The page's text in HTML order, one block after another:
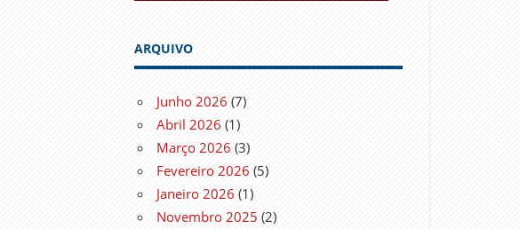
ARQUIVO
Junho 2026 (7)
Abril 2026 (1)
Março 2026 (3)
Fevereiro 2026 (5)
Janeiro 2026 (1)
Novembro 2025 (2)